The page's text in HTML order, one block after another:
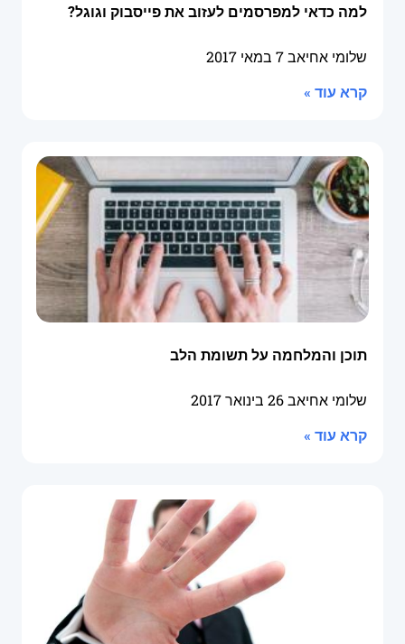
למה כדאי למפרסמים לעזוב את פייסבוק וגוגל?
שלומי אחיאב7 במאי 2017
קרא עוד »
תוכן והמלחמה על תשומת הלב
שלומי אחיאב26 בינואר 2017
קרא עוד »